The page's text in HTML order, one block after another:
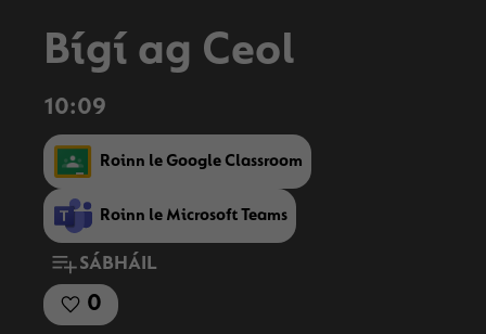
Video
Bígí ag Ceol
10:09
Roinn le Google Classroom
Roinn le Microsoft Teams
SÁBHÁIL
0